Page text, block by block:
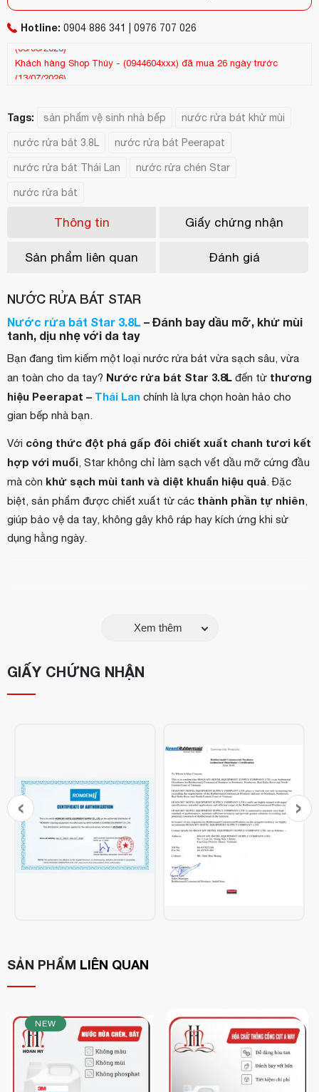
Hotline: 0904 886 341 | 0976 707 026
Khách hàng
(13/07/2026)
Tags: sản phẩm vệ sinh nhà bếp nước rửa bát khử mùi
nước rửa bát 3.8L nước rửa bát Peerapat
nước rửa bát Thái Lan nước rửa chén Star
nước rửa bát
Thông tin Giấy chứng nhận
Sản phẩm liên quan Đánh giá
NƯỚC RỬA BÁT STAR
Nước rửa bát Star 3.8L – Đánh bay dầu mỡ, khử mùi
tanh, dịu nhẹ với da tay
Bạn đang tìm kiếm một loại nước rửa bát vừa sạch sâu, vừa
an toàn cho da tay? Nước rửa bát Star 3.8L đến từ thương
hiệu Peerapat – Thái Lan chính là lựa chọn hoàn hảo cho
gian bếp nhà bạn.
Với công thức đột phá gấp đôi chiết xuất chanh tươi kết
hợp với muối, Star không chỉ làm sạch vết dầu mỡ cứng đầu
mà còn khử sạch mùi tanh và diệt khuẩn hiệu quả. Đặc
biệt, sản phẩm được chiết xuất từ các thành phần tự nhiên,
giúp bảo vệ da tay, không gây khô ráp hay kích ứng khi sử
dụng hằng ngày.
Tính năng nổi bật của nước rửa bát Star:
trên nồi niêu, xoong chảo.
An toàn cho da tay: Nhẹ dịu, không gây kích ứng, thích
hợp dùng hằng ngày nhờ công thức chiết xuất từ tự nhiên.
Đa năng tiện lợi
: Không chỉ dùng để rửa chén, Star còn có
Xem thêm
GIẤY CHỨNG NHẬN
‹ ›
SẢN PHẨM LIÊN QUAN
NEW